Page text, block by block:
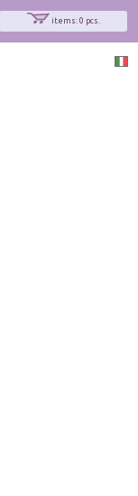
items: 0 pcs.